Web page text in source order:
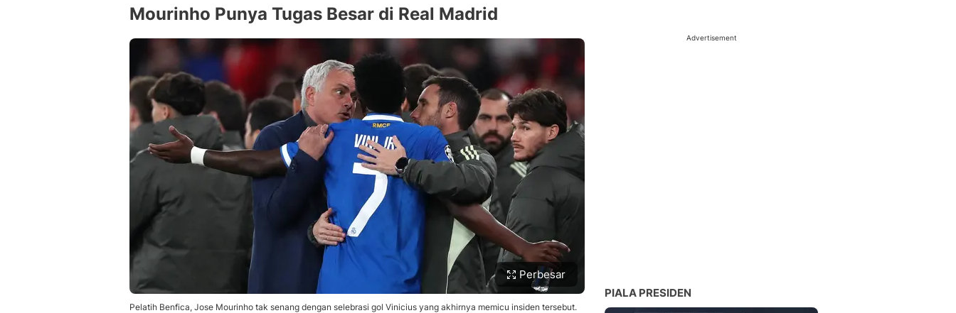
Mourinho Punya Tugas Besar di Real Madrid
Perbesar
Pelatih Benfica, Jose Mourinho tak senang dengan selebrasi gol Vinicius yang akhirnya memicu insiden tersebut.
Advertisement
PIALA PRESIDEN